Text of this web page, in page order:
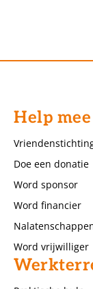
Help mee
Doe een donatie
Word sponsor
Word financier
Word vrijwilliger